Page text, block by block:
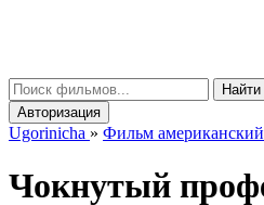
Найти
Авторизация
Ugorinicha » Фильм американский
Чокнутый